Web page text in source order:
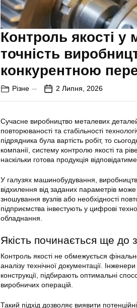
Контроль якості у
точність
конкурентною
Різне 2 Липня, 2026
Сучасне виробництво металевих
повторюваності та стабільності
підрядника була вартість робіт, то
компанії, систему контролю якості та
наскільки готова продукція
У галузях машинобудування,
відхилення від заданих параметрів
зношування вузлів або необхідності
підприємства інвестують у цифрові
обладнання.
Якість починається ще до
Контроль якості не обмежується
аналізу технічної документації.
конструкції, підбирають оптимальні
виробничих операцій.
Такий підхід дозволяє виявити